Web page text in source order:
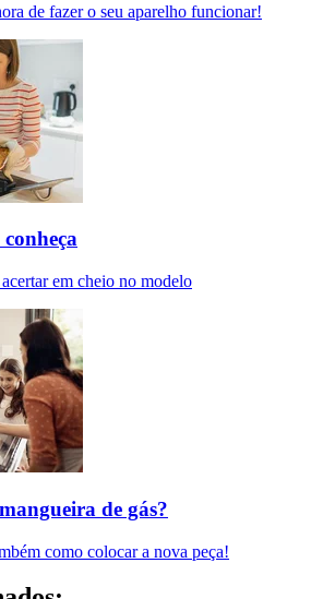
de fazer o seu aparelho funcionar!
em cheio no modelo
de gás?
como colocar a nova peça!